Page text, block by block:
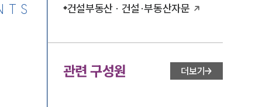
건설부동산 · 건설·부동산자문
관련 구성원 더보기